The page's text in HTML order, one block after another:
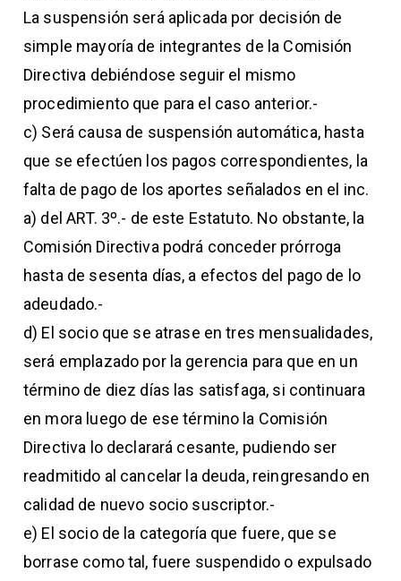
La suspensión será aplicada por decisión de
simple mayoría de integrantes de la Comisión
Directiva debiéndose seguir el mismo
procedimiento que para el caso anterior.-
c) Será causa de suspensión automática, hasta
que se efectúen los pagos correspondientes, la
falta de pago de los aportes señalados en el inc.
a) del ART. 3º.- de este Estatuto. No obstante, la
Comisión Directiva podrá conceder prórroga
hasta de sesenta días, a efectos del pago de lo
adeudado.-
d) El socio que se atrase en tres mensualidades,
será emplazado por la gerencia para que en un
término de diez días las satisfaga, si continuara
en mora luego de ese término la Comisión
Directiva lo declarará cesante, pudiendo ser
readmitido al cancelar la deuda, reingresando en
calidad de nuevo socio suscriptor.-
e) El socio de la categoría que fuere, que se
borrase como tal, fuere suspendido o expulsado